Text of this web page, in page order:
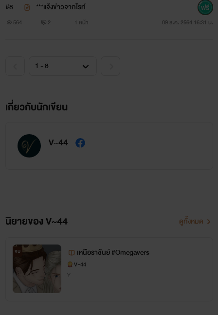
#8 ***แจ้งข่าวจากไรท์
564 2 1 หน้า 09 ธ.ค. 2564 16:31 น.
เกี่ยวกับนักเขียน
V~44
นิยายของ V~44 ดูทั้งหมด
จบ เหนือราชันย์ #Omegavers
V~44
Y